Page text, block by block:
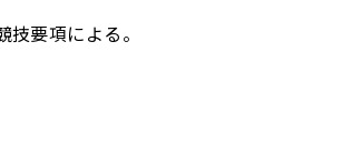
要項による。